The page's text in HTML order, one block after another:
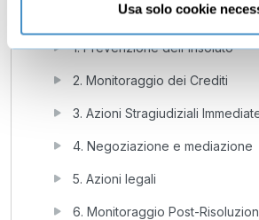
Usa solo cookie
dell'Insoluto Commerciale
1. Prevenzione dell'Insoluto
2. Monitoraggio dei Crediti
3. Azioni Stragiudiziali
4. Negoziazione e mediazione
5. Azioni legali
6. Monitoraggio Post-